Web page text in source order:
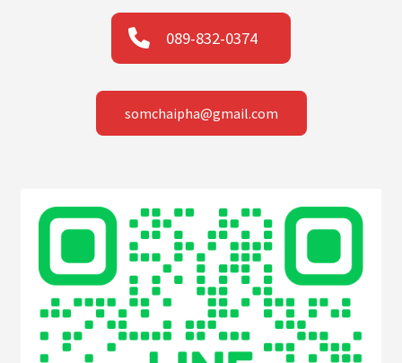
089-832-0374
somchaipha@gmail.com